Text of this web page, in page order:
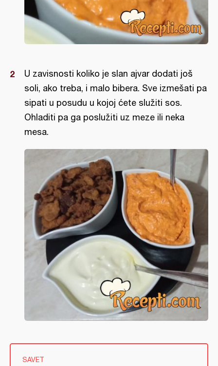
U zavisnosti koliko je slan ajvar dodati još
soli, ako treba, i malo bibera. Sve izmešati pa
sipati u posudu u kojoj ćete služiti sos.
Ohladiti pa ga poslužiti uz meze ili neka
mesa.
SAVET